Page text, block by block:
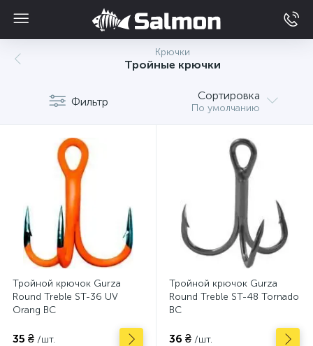
Крючки
Тройные крючки
Фильтр Сортировка
По умолчанию
Тройной крючок Gurza
Round Treble ST-36 UV
Orang BC
35 ₴ /шт.
Тройной крючок Gurza
Round Treble ST-48 Tornado
BC
36 ₴ /шт.